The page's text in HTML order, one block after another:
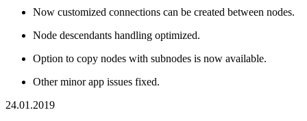
Now customized connections can be created between nodes.
Node descendants handling optimized.
Option to copy nodes with subnodes is now available.
Other minor app issues fixed.
24.01.2019